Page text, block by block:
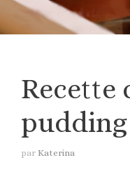
Recette
par Katerina